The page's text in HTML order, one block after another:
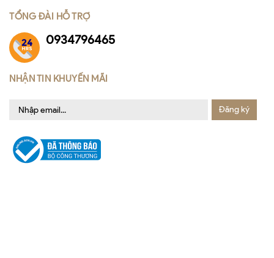
TỔNG ĐÀI HỖ TRỢ
0934796465
NHẬN TIN KHUYẾN MÃI
Đăng ký